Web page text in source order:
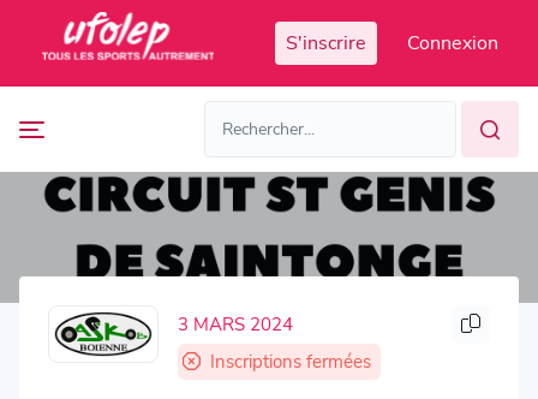
S'inscrire Connexion
manifestations
Manifestations
Accès
organisateur
3 MARS 2024
Inscriptions fermées
Panneau de gestion des cookies